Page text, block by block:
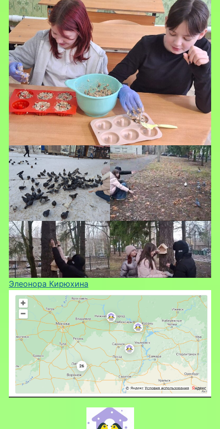
Элеонора Кирюхина